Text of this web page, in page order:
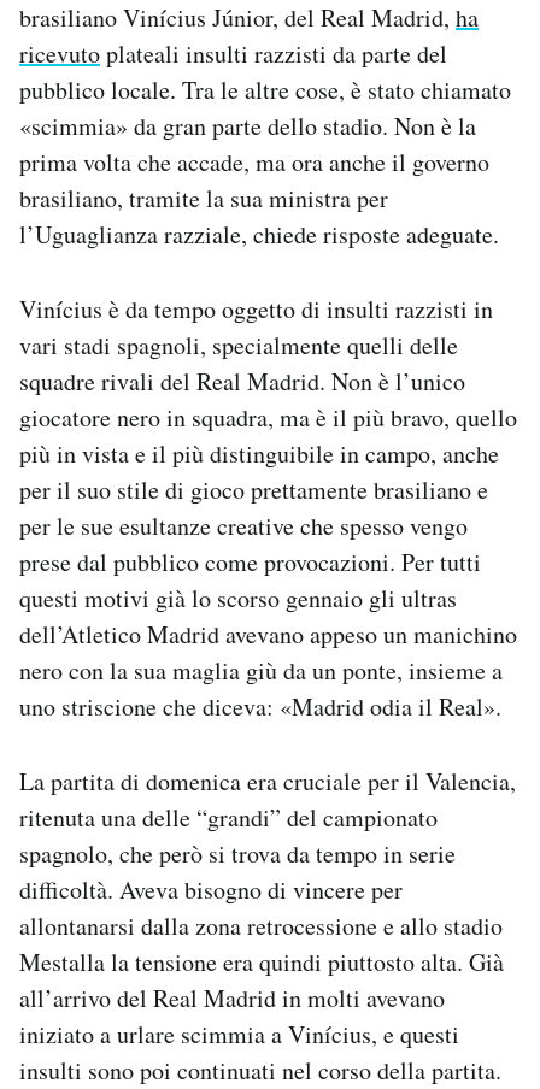
Notifiche mobile
Regala il Post
Hai bisogno di aiuto?
brasiliano Vinícius Júnior, del Real Madrid, ha
ricevutoplateali insulti razzisti da parte del
pubblico locale. Tra le altre cose, è stato chiamato
«scimmia» da gran parte dello stadio. Non è la
prima volta che accade, ma ora anche il governo
brasiliano, tramite la sua ministra per
l’Uguaglianza razziale, chiede risposte adeguate.
Vinícius è da tempo oggetto di insulti razzisti in
vari stadi spagnoli, specialmente quelli delle
squadre rivali del Real Madrid. Non è l’unico
giocatore nero in squadra, ma è il più bravo, quello
più in vista e il più distinguibile in campo, anche
per il suo stile di gioco prettamente brasiliano e
per le sue esultanze creative che spesso vengo
prese dal pubblico come provocazioni. Per tutti
questi motivi già lo scorso gennaio gli ultras
dell’Atletico Madrid avevano appeso un manichino
nero con la sua maglia giù da un ponte, insieme a
uno striscione che diceva: «Madrid odia il Real».
La partita di domenica era cruciale per il Valencia,
ritenuta una delle “grandi” del campionato
spagnolo, che però si trova da tempo in serie
difficoltà. Aveva bisogno di vincere per
allontanarsi dalla zona retrocessione e allo stadio
Mestalla la tensione era quindi piuttosto alta. Già
all’arrivo del Real Madrid in molti avevano
iniziato a urlare scimmia a Vinícius, e questi
insulti sono poi continuati nel corso della partita.